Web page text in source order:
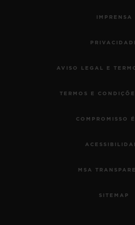
IMPRENSA
AVISO LEGAL E
TERMOS E
COMPROMISSO
MSA
SITEMAP